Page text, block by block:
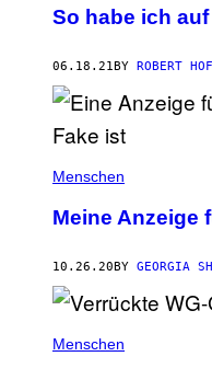
So habe ich
06.18.21BY ROBERT
Menschen
Meine Anzeige
10.26.20 BY GEORGIA
Menschen